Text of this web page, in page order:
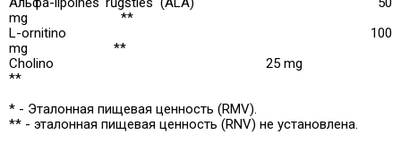
mg
**
L-ornitino
100
mg
**
Cholino
25 mg
**
* - Эталонная пищевая ценность (RMV).
** - эталонная пищевая ценность (RNV) не установлена.